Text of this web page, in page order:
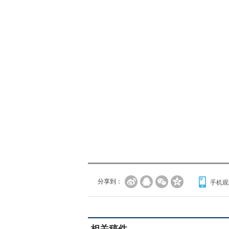
分享到： 手机